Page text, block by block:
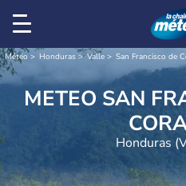
Météo Honduras Valle San Francisco de
METEO SAN FRANCISCO DE
Honduras